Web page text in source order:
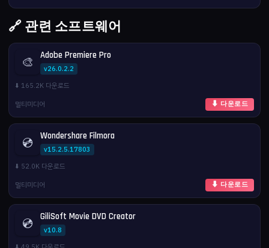
🔗 관련 소프트웨어
🎨 Adobe Premiere Pro
v26.0.2.2
⬇️ 165.2K 다운로드
멀티미디어
⬇ 다운로드
💿 Wondershare Filmora
v15.2.5.17803
⬇️ 52.0K 다운로드
멀티미디어
⬇ 다운로드
💿 GiliSoft Movie DVD Creator
v10.8